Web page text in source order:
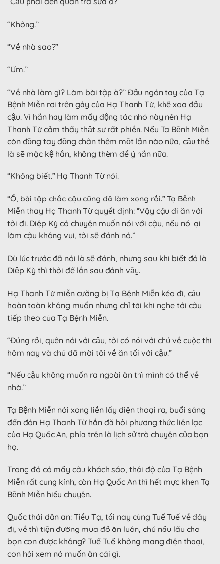
“Không.”
“Về nhà sao?”
“Ừm.”
“Về nhà làm gì? Làm bài tập à?” Đầu ngón tay của Tạ
Bệnh Miễn rơi trên gáy của Hạ Thanh Từ, khẽ xoa đầu
cậu. Vì hắn hay làm mấy động tác nhỏ này nên Hạ
Thanh Từ cảm thấy thật sự rất phiền. Nếu Tạ Bệnh Miễn
còn động tay động chân thêm một lần nào nữa, cậu thề
là sẽ mặc kệ hắn, không thèm để ý hắn nữa.
“Không biết.” Hạ Thanh Từ nói.
“Ồ, bài tập chắc cậu cũng đã làm xong rồi.” Tạ Bệnh
Miễn thay Hạ Thanh Từ quyết định: “Vậy cậu đi ăn với
tôi đi. Diệp Kỳ có chuyện muốn nói với cậu, nếu nó lại
làm cậu không vui, tôi sẽ đánh nó.”
Dù lúc trước đã nói là sẽ đánh, nhưng sau khi biết đó là
Diệp Kỳ thì thôi để lần sau đánh vậy.
Hạ Thanh Từ miễn cưỡng bị Tạ Bệnh Miễn kéo đi, cậu
hoàn toàn không muốn nhưng chỉ tới khi nghe tới câu
tiếp theo của Tạ Bệnh Miễn.
“Đúng rồi, quên nói với cậu, tôi có nói với chú về cuộc thi
hôm nay và chú đã mời tôi về ăn tối với cậu.”
“Nếu cậu không muốn ra ngoài ăn thì mình có thể về
nhà.”
Tạ Bệnh Miễn nói xong liền lấy điện thoại ra, buổi sáng
đến đón Hạ Thanh Từ hắn đã hỏi phương thức liên lạc
của Hạ Quốc An, phía trên là lịch sử trò chuyện của bọn
họ.
Trong đó có mấy câu khách sáo, thái độ của Tạ Bệnh
Miễn rất cung kính, còn Hạ Quốc An thì hết mực khen Tạ
Bệnh Miễn hiểu chuyện.
Quốc thái dân an: Tiểu Tạ, tối nay cùng Tuế Tuế về đây
đi, về thì tiện đường mua đồ ăn luôn, chú nấu lẩu cho
bọn con được không? Tuế Tuế không mang điện thoại,
con hỏi xem nó muốn ăn cái gì.